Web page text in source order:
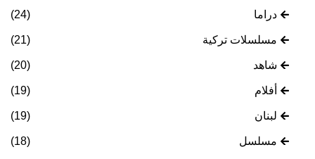
دراما (24)
مسلسلات تركية (21)
شاهد (20)
أفلام (19)
لبنان (19)
مسلسل (18)